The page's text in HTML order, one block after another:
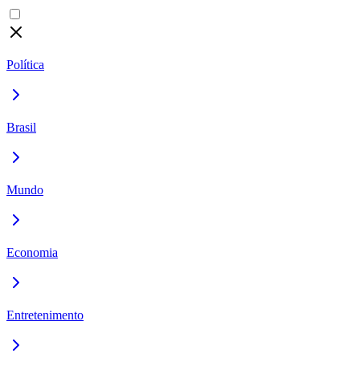
Política
Brasil
Mundo
Economia
Entretenimento